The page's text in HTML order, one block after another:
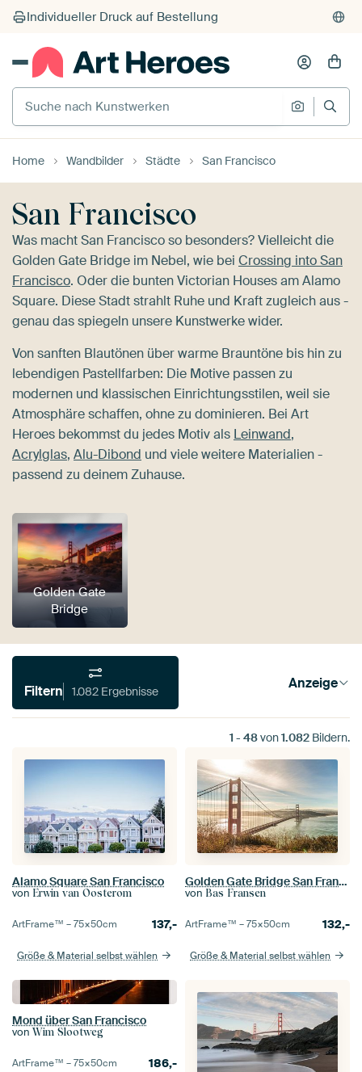
Individueller Druck auf Bestellung
Suche nach Kunstwerken
Suche
Home Wandbilder Städte San Francisco
San Francisco
Was macht San Francisco so besonders? Vielleicht die
Golden Gate Bridge im Nebel, wie bei Crossing into San
Francisco. Oder die bunten Victorian Houses am Alamo
Square. Diese Stadt strahlt Ruhe und Kraft zugleich aus -
genau das spiegeln unsere Kunstwerke wider.
Von sanften Blautönen über warme Brauntöne bis hin zu
lebendigen Pastellfarben: Die Motive passen zu
modernen und klassischen Einrichtungsstilen, weil sie
Atmosphäre schaffen, ohne zu dominieren. Bei Art
Heroes bekommst du jedes Motiv als Leinwand,
Acrylglas, Alu-Dibond und viele weitere Materialien -
passend zu deinem Zuhause.
Golden Gate
Bridge
Filtern 1.082 Ergebnisse Anzeige
1 - 48von1.082 Bildern.
Alamo Square San Francisco
von Erwin van Oosterom
ArtFrame™ –75×50cm 137,-
Größe & Material selbst wählen
Golden Gate Bridge San Francisco
von Bas Fransen
ArtFrame™ –75×50cm 132,-
Größe & Material selbst wählen
Mond über San Francisco
von Wim Slootweg
ArtFrame™ –75×50cm 186,-